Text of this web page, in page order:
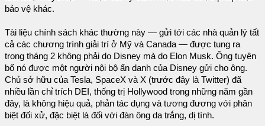
bảo vệ khác.
Tài liệu chính sách khác thường này — gửi tới các nhà quản lý tất
cả các chương trình giải trí ở Mỹ và Canada — được tung ra
trong tháng 2 không phải do Disney mà do Elon Musk. Ông tuyên
bố nó được một người nội bộ ẩn danh của Disney gửi cho ông.
Chủ sở hữu của Tesla, SpaceX và X (trước đây là Twitter) đã
nhiều lần chỉ trích DEI, thống trị Hollywood trong những năm gần
đây, là không hiệu quả, phản tác dụng và tương đương với phân
biệt đối xử, đặc biệt là đối với đàn ông da trắng, dị tính.